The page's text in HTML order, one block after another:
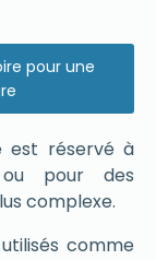
pour une
est réservé à
pour des
complexe.
comme